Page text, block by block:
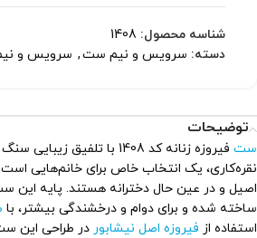
شناسه محصول: 1408
دسته: سرویس و نیم ست, سرویس و
توضیحات
ست
فیروزه زنانه کد 1408 با
نقره‌کاری، یک انتخاب خاص برای خانم‌هایی
اصیل و در عین حال دخترانه هستند. پایه این
ساخته شده و برای دوام و درخشندگی بیشتر، با
استفاده از فیروزه اصل نیشابور در طراحی این